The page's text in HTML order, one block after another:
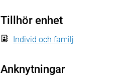
Tillhör enhet
Individ och familj
Anknytningar